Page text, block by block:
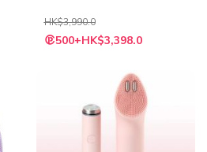
HK$3,990.0
500+HK$3,398.0